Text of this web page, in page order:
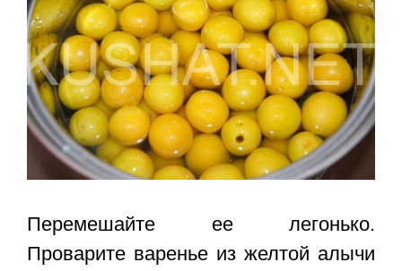
Перемешайте ее легонько.
Проварите варенье из желтой алычи